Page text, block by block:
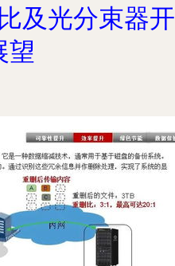
及光分束器开
望